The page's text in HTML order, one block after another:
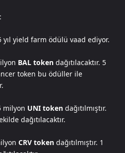
yıl yield farm ödülü vaad ediyor.
BAL token dağıtılacaktır. 5
token bu ödüller ile
milyon UNI token dağıtılmıştır.
dağıtılacaktır.
CRV token dağıtılmıştır. 1